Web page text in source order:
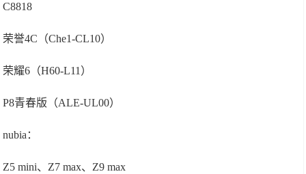
C8818
荣誉4C（Che1-CL10）
荣耀6（H60-L11）
P8青春版（ALE-UL00）
nubia：
Z5 mini、Z7 max、Z9 max